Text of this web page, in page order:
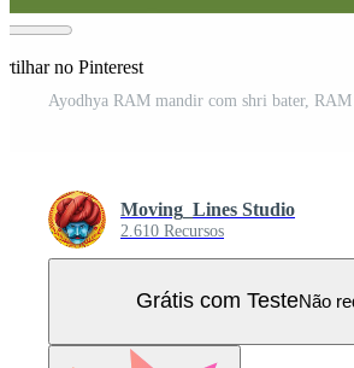
no Pinterest
Moving_Lines Studio
2.610 Recursos
Grátis com TesteNão